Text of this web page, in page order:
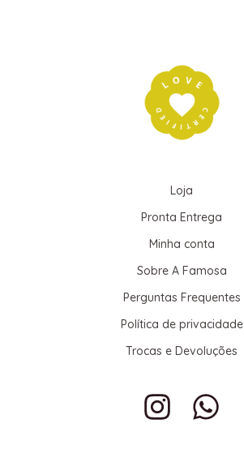
Loja
Pronta Entrega
Minha conta
Sobre A Famosa
Perguntas Frequentes
Política de privacidade
Trocas e Devoluções